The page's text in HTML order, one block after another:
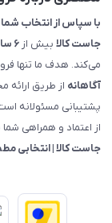
با سپاس از انتخاب شما
جاست کالا بیش از ۶ سال است
می‌کند. هدف ما تنها
آگاهانه از طریق
پشتیبانی مسئولانه
از اعتماد و همراهی
جاست کالا | انتخابی